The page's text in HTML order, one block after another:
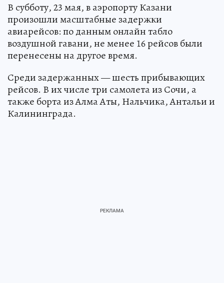
В субботу, 23 мая, в аэропорту Казани
произошли масштабные задержки
авиарейсов: по данным онлайн табло
воздушной гавани, не менее 16 рейсов были
перенесены на другое время.
Среди задержанных — шесть прибывающих
рейсов. В их числе три самолета из Сочи, а
также борта из Алма Аты, Нальчика, Антальи и
Калининграда.